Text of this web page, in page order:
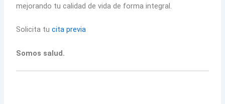
mejorando tu calidad de vida de forma integral.
Solicita tucita previa
Somos salud.